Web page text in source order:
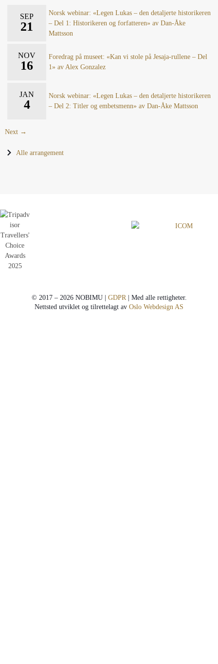
SEP
21
Norsk webinar: «Legen Lukas – den detaljerte historikeren
– Del 1: Historikeren og forfatteren» av Dan-Åke
Mattsson
NOV
16
Foredrag på museet: «Kan vi stole på Jesaja-rullene – Del
1» av Alex Gonzalez
JAN
4
Norsk webinar: «Legen Lukas – den detaljerte historikeren
– Del 2: Titler og embetsmenn» av Dan-Åke Mattsson
Next →
Alle arrangement
© 2017 – 2026 NOBIMU | GDPR | Med alle rettigheter.
Nettsted utviklet og tilrettelagt av Oslo Webdesign AS